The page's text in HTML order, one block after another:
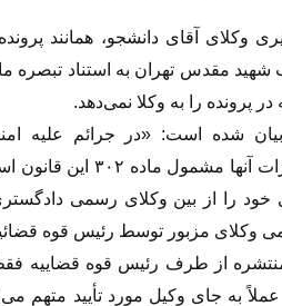
وکلای آقای دانشجو، همانند
در پرونده را به وکلا نمی‌دهد.
تبصره ماده ۴۸ بیان شده است: «در
سازمان‌یافته که
خود را از بین وکلای رسمی
وکلای مزبور توسط رئیس قوه‌
به جای وکیل مورد تأیید متهم